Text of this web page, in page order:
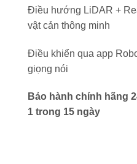
Điều hướng LiDAR +
vật cản thông minh
Điều khiển qua app
giọng nói
Bảo hành chính hãng
1 trong 15 ngày